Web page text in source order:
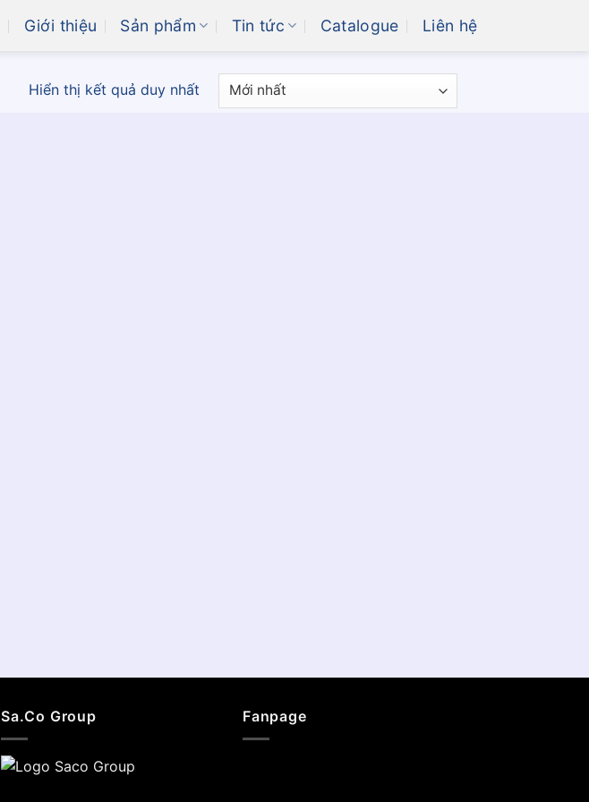
Giới thiệu Sản phẩm Tin tức Catalogue Liên hệ
Hiển thị kết quả duy nhất
Sa.Co Group Fanpage